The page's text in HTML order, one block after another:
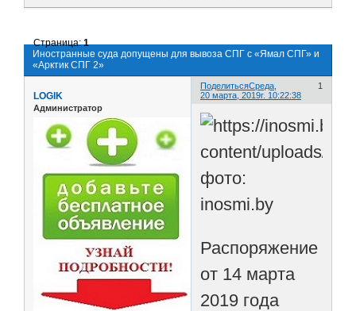
Иностранные суда допущены для вывоза СПГ с «Ямал СПГ» и
«Арктик СПГ 2»
Страница:1
Поделиться 1
Среда,
20 марта, 2019г. 10:22:38
LOGIK
Администратор
фото:
inosmi.by
Распоряжение
от 14 марта
2019 года